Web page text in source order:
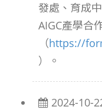
發處、育成
AIGC產學合
（https://
）。
2024-10-